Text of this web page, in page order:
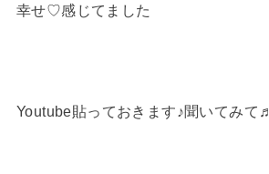
幸せ♡感じてました
Youtube貼っておきます♪聞いてみて♬